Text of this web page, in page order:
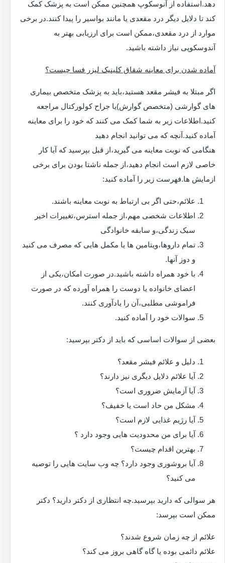
دهد.استفاده از آنوسکوپ همچنین ممکن است به پزشک کمک
کند تا دلایل دیگر درد مقعدی یا مانند بواسیر را پیدا کنند.در برخی
موارد از درد مقعدی،ممکن است برای ارزیابی بهتر به
آندوسکوپی نیاز داشته باشید.
آماده شدن برای معاینه شقاق کلینیک لیزر فسا چیست؟
اگر مبتلا به فیشر مقعد هستید،باید به پزشک متخصص بیماری
های گوارشی (متخصص گوارش)یا جراح کولورکتال مراجعه
کنید.اطلاعات زیر به شما کمک می کنند که خود را برای معاینه
آماده کنید.آنچه که می توانید انجام دهید
هنگامی که نوبت معاینه می گیرید،از قبل بپرسید که آیا کار
خاصی لازم است انجام دهید،از جمله ناشتا بودن برای برخی
ازمایش ها.فهرست زیر را آماده کنید:
علائم،حتی اگر بی ارتباط به نوبت معاینه باشند.
اطلاعات شخصی مهم،از جمله استرس،تغییرات اخیر
سبک زندگی،و سابقه خانوادگی
تمام داروها،ویتامین ها یا مکمل هایی که مصرف می کنید
و دوز آنها.
با خود همراه داشته باشید.در صورت امکان،یکی از
اعضای خانواده یا دوست را همراه آورده که در صورت
فراموشی مطلبی،آن را یادآوری کنند.
سوالات خود را آماده کنید.
بعضی از سوالات اساسی که باید از دکتر بپرسید:
دلیل و علائم فیشر مقعد؟
آیا علائم دلایل دیگری نیز دارند؟
آیا آزمایش ضروری است؟
مشکل من حاد است یا خفیف؟
آیا رژیم غذایی لازم است؟
آیا برای من محدودیت هایی وجود دارد ؟
بهترین اقدام چیست؟
آیا بروشوری وجود دارد؟ چه وب سایت هایی را توصیه
می کنید؟
هر سوالی که دارید بپرسید.چه انتظاری از دکتر دارید؟ دکتر
ممکن است بپرسد:
علائم از چه زمان شروع شدند؟
علائم دائمی بوده یا گاه گاهی بروز می کند؟